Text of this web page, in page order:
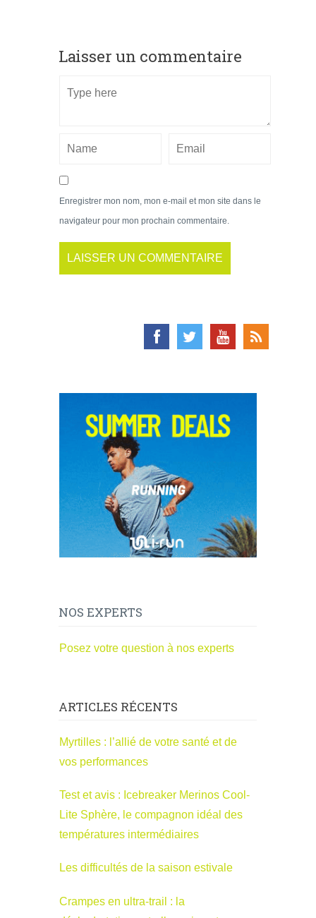
Laisser un commentaire
Enregistrer mon nom, mon e-mail et mon site dans le
navigateur pour mon prochain commentaire.
NOS EXPERTS
Posez votre question à nos experts
ARTICLES RÉCENTS
Myrtilles : l’allié de votre santé et de
vos performances
Test et avis : Icebreaker Merinos Cool-
Lite Sphère, le compagnon idéal des
températures intermédiaires
Les difficultés de la saison estivale
Crampes en ultra-trail : la